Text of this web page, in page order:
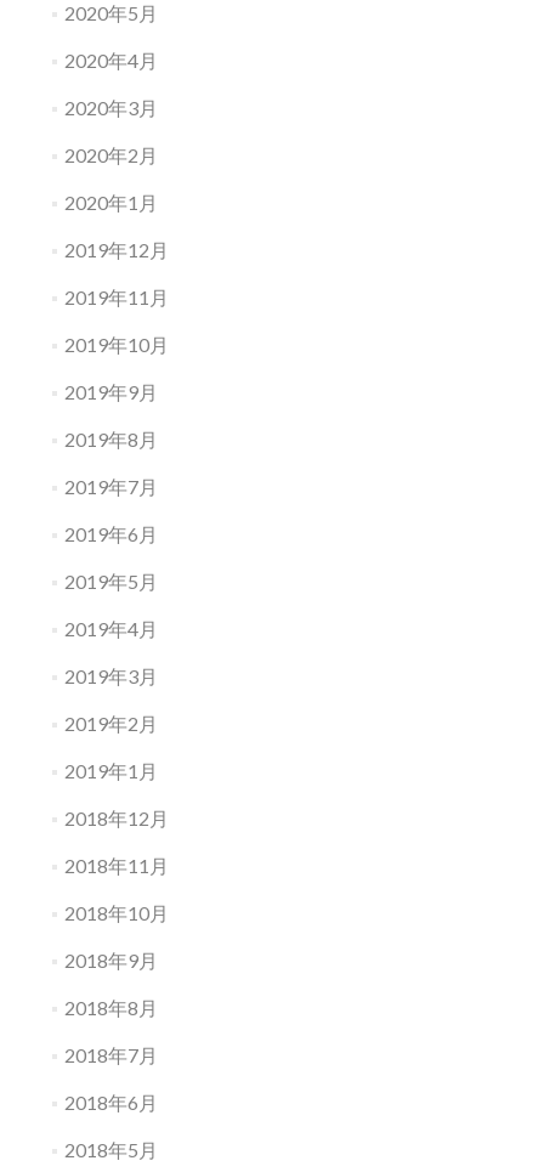
2020年5月
2020年4月
2020年3月
2020年2月
2020年1月
2019年12月
2019年11月
2019年10月
2019年9月
2019年8月
2019年7月
2019年6月
2019年5月
2019年4月
2019年3月
2019年2月
2019年1月
2018年12月
2018年11月
2018年10月
2018年9月
2018年8月
2018年7月
2018年6月
2018年5月